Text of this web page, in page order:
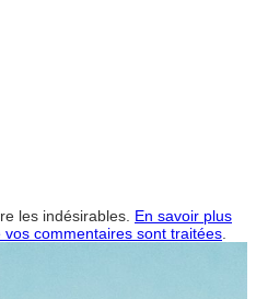
les indésirables. En savoir plus
commentaires sont traitées.